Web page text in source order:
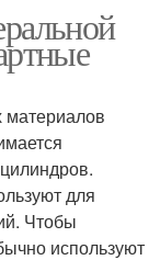
для
Чтобы
используют